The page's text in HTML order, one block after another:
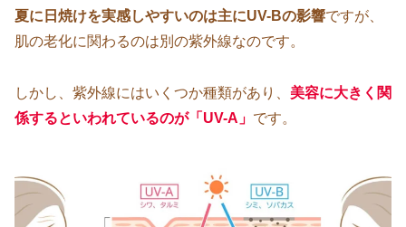
夏に日焼けを実感しやすいのは主にUV-Bの影響ですが、
肌の老化に関わるのは別の紫外線なのです。
しかし、紫外線にはいくつか種類があり、 美容に大きく関
係するといわれているのが「UV-A」 です。